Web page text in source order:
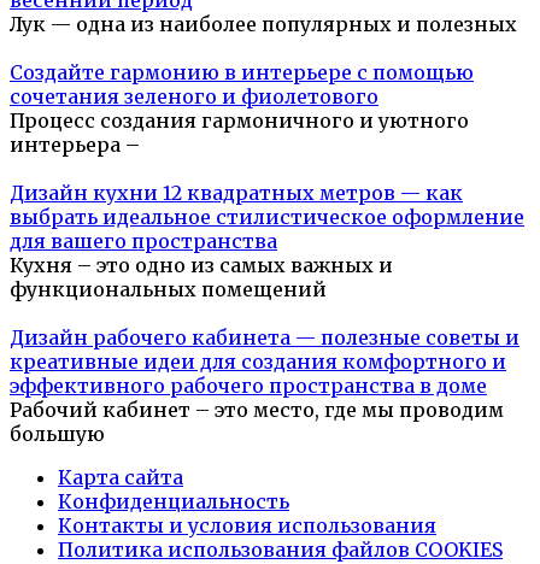
Лук — одна из наиболее популярных и полезных
Создайте гармонию в интерьере с помощью
сочетания зеленого и фиолетового
Процесс создания гармоничного и уютного
интерьера –
Дизайн кухни 12 квадратных метров — как
выбрать идеальное стилистическое оформление
для вашего пространства
Кухня – это одно из самых важных и
функциональных помещений
Дизайн рабочего кабинета — полезные советы и
креативные идеи для создания комфортного и
эффективного рабочего пространства в доме
Рабочий кабинет – это место, где мы проводим
большую
Карта сайта
Конфиденциальность
Контакты и условия использования
Политика использования файлов COOKIES